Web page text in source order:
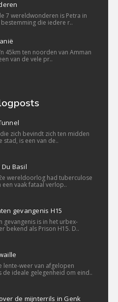
7 wereldwonderen is Petra in
bestemming die iedere r..
45km ten noorden van Amman
van de vele pr..
zich bevindt zich ten midden
stad, is een van de..
Basil
wereldoorlog had tuberculose
een vaak fataal verlop..
gevangenis H15
gevangenis is in het urbex-
bekend als Prison H15. D..
lente-weer van afgelopen
de ideale gelegenheid om eind..
de mijnterrils in Genk